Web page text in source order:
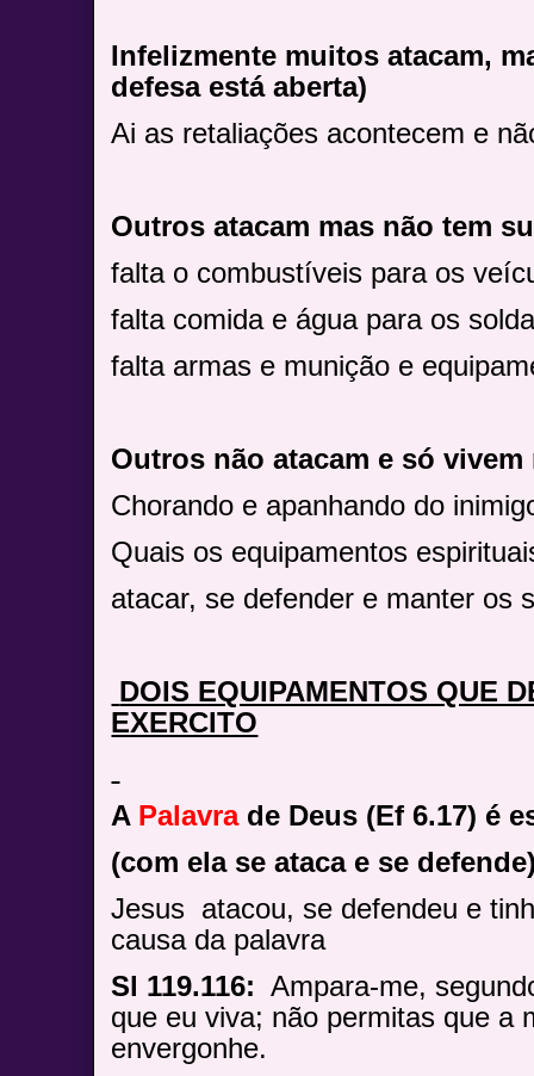
Infelizmente muitos atacam,
defesa está aberta)
Ai as retaliações acontecem e
Outros atacam mas não tem
falta o combustíveis para os
falta comida e água para os
falta armas e munição e
Outros não atacam e só vivem
Chorando e apanhando do
Quais os equipamentos
atacar, se defender e manter os
DOIS EQUIPAMENTOS QUE
EXERCITO
A Palavrade Deus (Ef 6.17) é
(com ela se ataca e se
Jesus atacou, se defendeu e
causa da palavra
Sl 119.116: Ampara-me,
que eu viva; não permitas que a
envergonhe.